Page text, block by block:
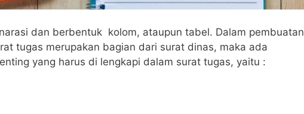
dan berbentuk kolom, ataupun tabel. Dalam pembuatan
tugas merupakan bagian dari surat dinas, maka ada
yang harus di lengkapi dalam surat tugas, yaitu :